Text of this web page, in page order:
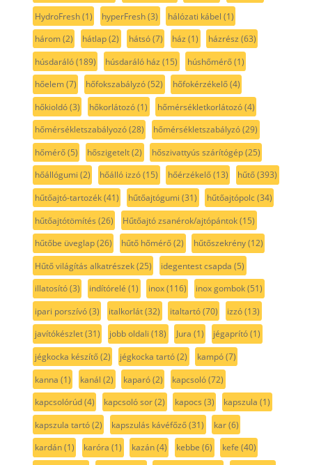
HydroFresh(1) hyperFresh(3) hálózati kábel (1)
három(2) hátlap(2) hátsó(7) ház (1) házrész (63)
húsdaráló(189) húsdaráló ház (15) húshőmérő(1)
hőelem(7) hőfokszabályzó(52) hőfokérzékelő(4)
hőkioldó(3) hőkorlátozó(1) hőmérsékletkorlátozó(4)
hőmérsékletszabályozó(28) hőmérsékletszabályzó(29)
hőmérő(5) hőszigetelt(2) hőszivattyús szárítógép(25)
hőállógumi (2) hőálló izzó(15) hőérzékelő(13) hűtő(393)
hűtőajtó-tartozék(41) hűtőajtógumi (31) hűtőajtópolc(34)
hűtőajtótömítés (26) Hűtőajtó zsanérok/ajtópántok(15)
hűtőbe üveglap(26) hűtő hőmérő(2) hűtőszekrény(12)
Hűtő világítás alkatrészek(25) idegentest csapda (5)
illatosító(3) indítórelé (1) inox(116) inox gombok(51)
ipari porszívó(3) italkorlát(32) italtartó(70) izzó(13)
javítókészlet(31) jobb oldali (18) Jura (1) jégaprító(1)
jégkocka készítő(2) jégkocka tartó(2) kampó(7)
kanna (1) kanál (2) kaparó(2) kapcsoló(72)
kapcsolórúd(4) kapcsoló sor(2) kapocs (3) kapszula (1)
kapszula tartó(2) kapszulás kávéfőző(31) kar(6)
kardán(1) karóra (1) kazán(4) kebbe (6) kefe (40)